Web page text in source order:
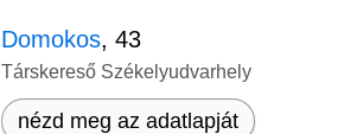
Domokos, 43
Társkereső Székelyudvarhely
nézd meg az adatlapját